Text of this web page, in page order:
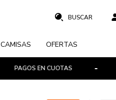
CAMISAS OFERTAS
PAGOS EN CUOTAS